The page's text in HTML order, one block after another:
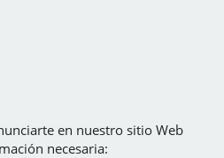
en nuestro sitio Web
necesaria: